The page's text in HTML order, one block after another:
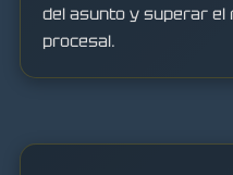
del asunto y superar
procesal.